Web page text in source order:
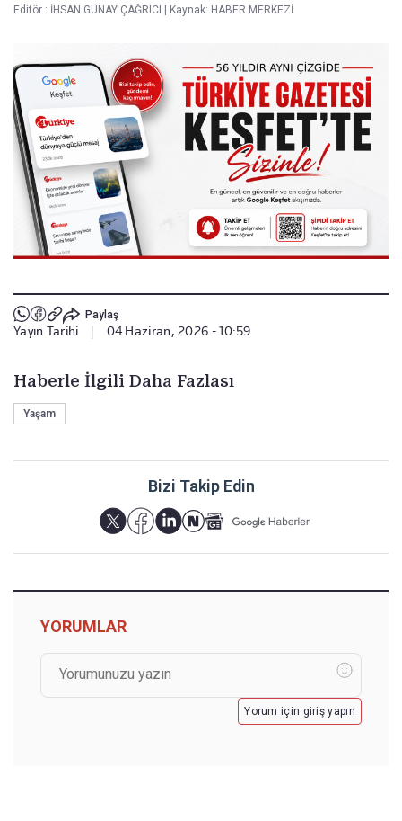
Editör : İHSAN GÜNAY ÇAĞRICI Kaynak: HABER MERKEZİ
Paylaş
Yayın Tarihi 04 Haziran, 2026 - 10:59
Haberle İlgili Daha Fazlası
Yaşam
Bizi Takip Edin
YORUMLAR
Yorum için giriş yapın